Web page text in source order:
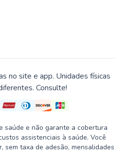
no site e app. Unidades físicas
Consulte!
saúde e não garante a cobertura
assistenciais à saúde. Você
sem taxa de adesão, mensalidades